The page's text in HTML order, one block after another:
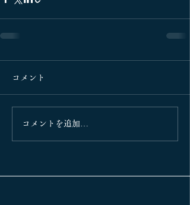
コメント
コメントを追加…